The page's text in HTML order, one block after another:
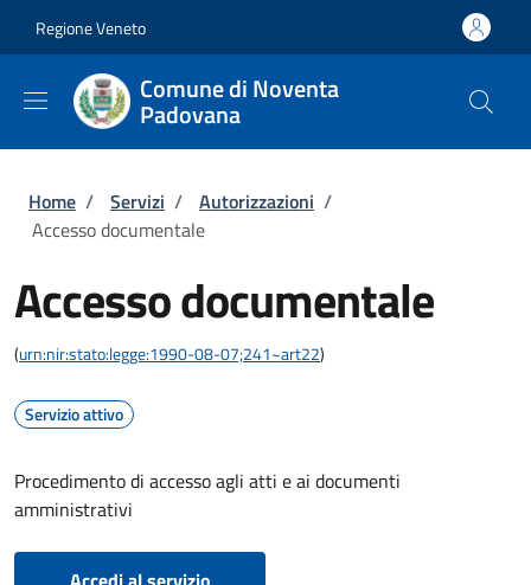
Regione Veneto
Comune di Noventa
Padovana
Briciole di pane
Home / Servizi / Autorizzazioni /
Accesso documentale
Accesso documentale
(urn:nir:stato:legge:1990-08-07;241~art22)
Servizio attivo
Procedimento di accesso agli atti e ai documenti
amministrativi